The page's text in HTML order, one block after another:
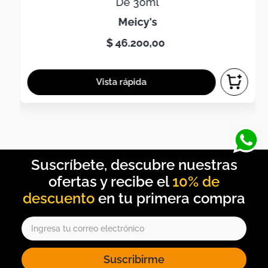
meicy's
$46.200,00
10% de
descuento
Suscribirme